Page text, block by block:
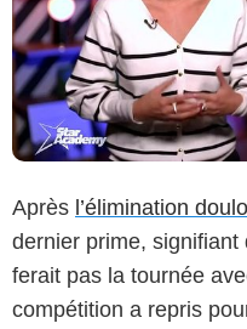
Après l’élimination
dernier prime,
ferait pas la tournée
compétition a repris